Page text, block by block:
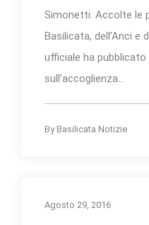
Simonetti: Accolte le
Basilicata, dell’Anci e
ufficiale ha pubblicato
sull’accoglienza...
By Basilicata Notizie
Agosto 29, 2016